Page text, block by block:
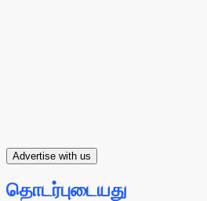
Advertise with us
தொடர்புடையது